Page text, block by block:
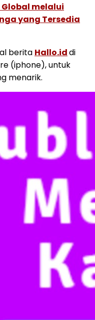
melalui
yang Tersedia
berita Hallo.iddi
(iphone), untuk
menarik.